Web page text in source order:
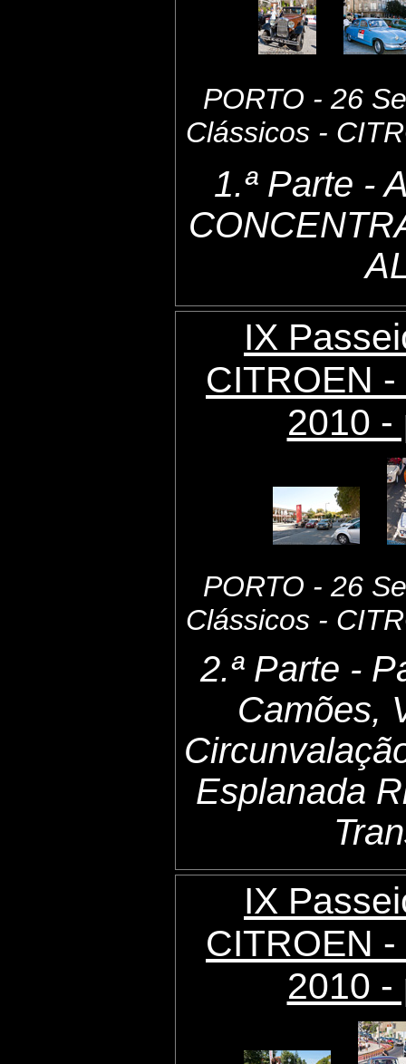
PORTO - 26
Clássicos -
1.ª Parte -
IX
CITROEN
2010 -
PORTO - 26
Clássicos -
2.ª Parte -
Camões,
Esplanada
IX
CITROEN
2010 -